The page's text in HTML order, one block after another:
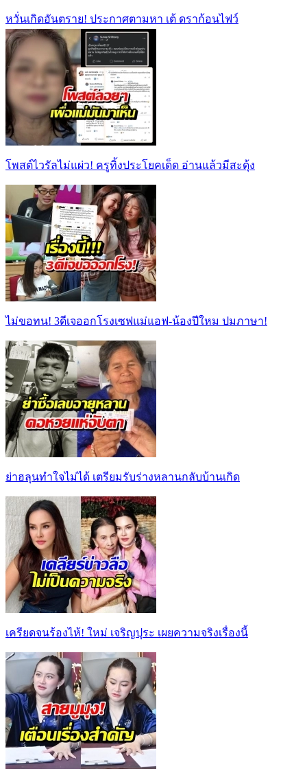
หวั่นเกิดอันตราย! ประกาศตามหา เต้ ดราก้อนไฟว์
โพสต์ไวรัลไม่แผ่ว! ครูทิ้งประโยคเด็ด อ่านแล้วมีสะดุ้ง
ไม่ขอทน! 3ดีเจออกโรงเซฟแม่แอฟ-น้องปีใหม ปมภาษา!
ย่าฮลุนทำใจไม่ได้ เตรียมรับร่างหลานกลับบ้านเกิด
เครียดจนร้องไห้! ใหม่ เจริญปุระ เผยความจริงเรื่องนี้